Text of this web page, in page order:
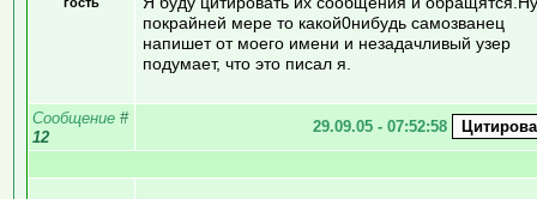
покрайней мере то какой0нибудь самозванец
напишет от моего имени и незадачливый узер
подумает, что это писал я.
Сообщение #
12
29.09.05 - 07:52:58